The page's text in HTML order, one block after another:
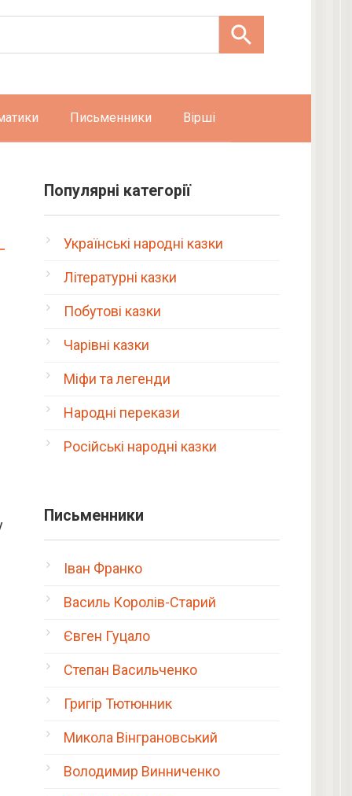
Письменники Вірші
Популярні категорії
Українські народні казки
Літературні казки
Побутові казки
Чарівні казки
Міфи та легенди
Народні перекази
Російські народні казки
Письменники
Іван Франко
Василь Королів-Старий
Євген Гуцало
Степан Васильченко
Григір Тютюнник
Микола Вінграновський
Володимир Винниченко